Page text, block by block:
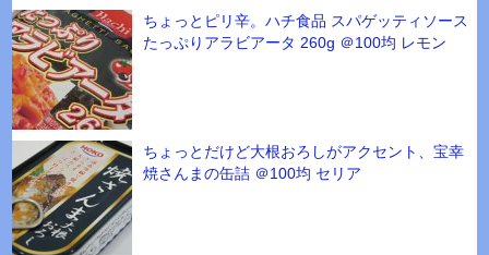
ちょっとピリ辛。ハチ食品 スパゲッティソース
たっぷりアラビアータ 260g ＠100均 レモン
ちょっとだけど大根おろしがアクセント、宝幸
焼さんまの缶詰 ＠100均 セリア